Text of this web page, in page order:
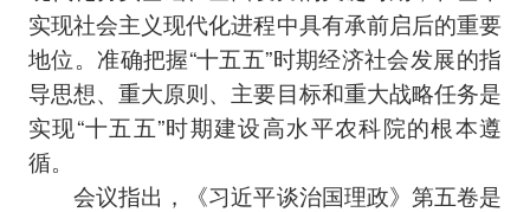
实现社会主义现代化进程中具有承前启后的重要
地位。准确把握“十五五”时期经济社会发展的指
导思想、重大原则、主要目标和重大战略任务是
实现“十五五”时期建设高水平农科院的根本遵
循。
会议指出，《习近平谈治国理政》第五卷是